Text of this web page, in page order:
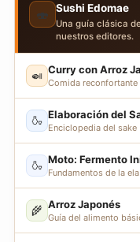
🍣 Sushi Edomae
Una guía clásica
nuestros editores.
🍛 Curry con Arroz
Comida reconfortante
🍶 Elaboración del
Enciclopedia del sake
🍶 Moto: Fermento
Fundamentos de la
🌾 Arroz Japonés
Guía del alimento